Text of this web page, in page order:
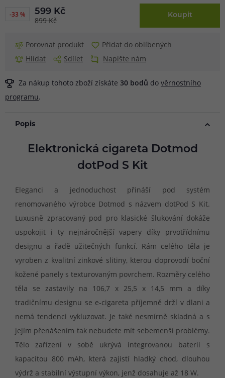
-33 %
599 Kč
899 Kč
Koupit
Porovnat produkt
Přidat do oblíbených
Hlídat
Sdílet Napište nám
Za nákup tohoto zboží získáte 30 bodů do věrnostního
programu.
Popis
Elektronická cigareta Dotmod
dotPod S Kit
Eleganci a jednoduchost přináší pod systém
renomovaného výrobce Dotmod s názvem dotPod S Kit.
Luxusně zpracovaný pod pro klasické šlukování dokáže
uspokojit i ty nejnáročnější vapery díky prvotřídnímu
designu a řadě užitečných funkcí. Rám celého těla je
vyroben z kvalitní zinkové slitiny, kterou doprovodí boční
kožené panely s texturovaným povrchem. Rozměry celého
těla se zastavily na 106,7 x 25,5 x 14,5 mm a díky
tradičnímu designu se e-cigareta příjemně drží v dlani a
nemá tendenci vykluzovat. Je také nesmírně skladná a s
jejím přenášením tak nebudete mít sebemenší problémy.
Tělo zařízení v sobě ukrývá integrovanou baterii s
kapacitou 800 mAh, která zajistí hladký chod, dlouhou
výdrž a stabilní výstupní výkon, jenž dosahuje až 18 W.